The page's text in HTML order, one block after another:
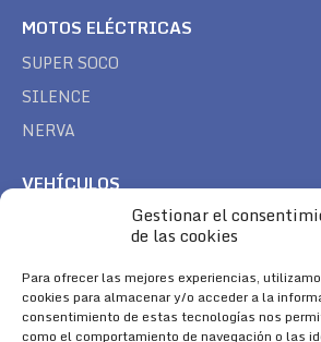
Gestionar el
de las cookies
Para ofrecer las mejores experiencias,
cookies para almacenar y/o acceder a la
consentimiento de estas tecnologías nos
como el comportamiento de navegación o las
MOTOS ELÉCTRICAS
SUPER SOCO
SILENCE
NERVA
VEHÍCULOS
TREK
SÍGUENOS